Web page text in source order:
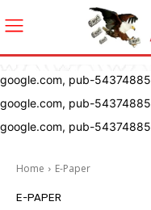
google.com, pub-
google.com, pub-
google.com, pub-
Home E-Paper
E-PAPER